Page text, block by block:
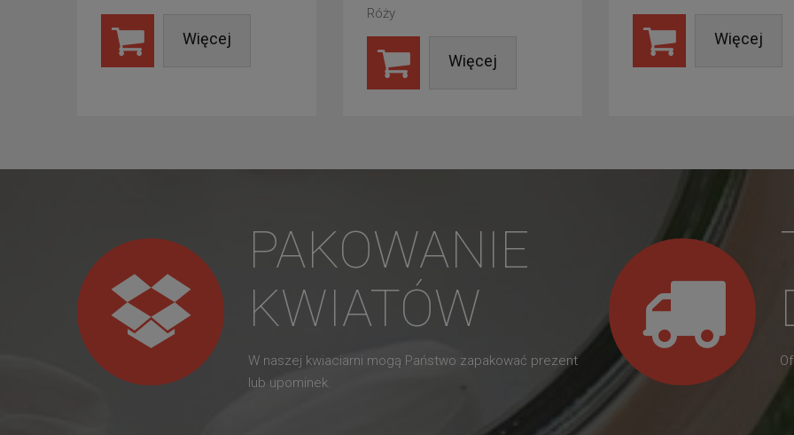
Więcej
Róży
Więcej
Więcej
PAKOWANIE
KWIATÓW
W naszej kwiaciarni mogą Państwo zapakować prezent
lub upominek.